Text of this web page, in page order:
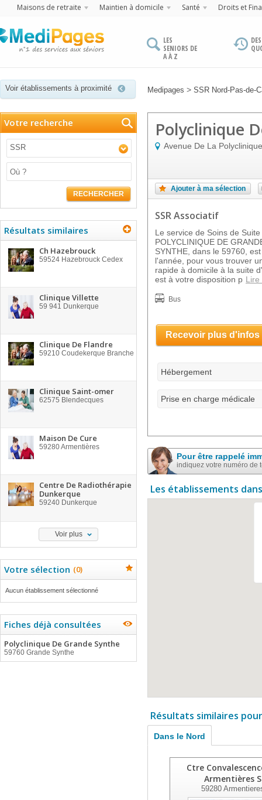
Maisons de retraite Maintien à domicile Santé Droits et
LES
SENIORS DE
A À Z
Voir établissements à proximité Medipages > SSR Nord-Pas-de-
Votre recherche
SSR
RECHERCHER
Résultats similaires
Ch Hazebrouck
59524 Hazebrouck Cedex
Clinique Villette
59 941 Dunkerque
Clinique De Flandre
59210 Coudekerque Branche
Clinique Saint-omer
62575 Blendecques
Maison De Cure
59280Armentières
Centre De Radiothérapie
Dunkerque
59240 Dunkerque
Voir plus
Votre sélection (0)
Aucun établissement sélectionné
Fiches déjà consultées
Polyclinique De Grande Synthe
59760 Grande Synthe
Polyclinique
Avenue De La Polyclinique
Ajouter à ma sélection
SSR Associatif
Le service de Soins de
POLYCLINIQUE DE
SYNTHE, dans le 59760,
l'année, pour vous trouver
rapide à domicile à la suite
est à votre disposition p Lire
Bus
Recevoir plus d'infos
Hébergement
Prise en charge médicale
Pour être rappelé
indiquez votre numéro de
Les établissements
Résultats similaires
Dans le Nord
Ctre
Armentières S
59280